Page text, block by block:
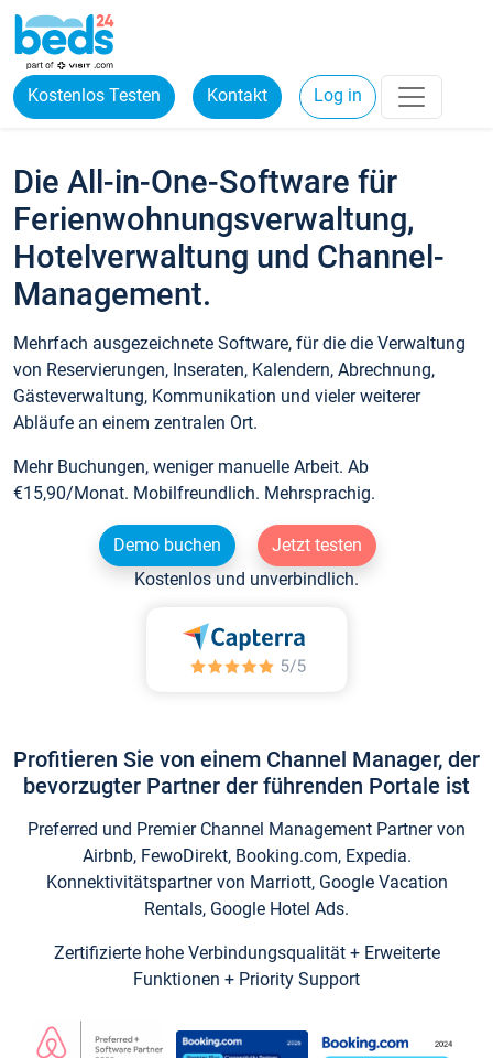
Kostenlos Testen Kontakt Log in
Die All-in-One-Software für
Ferienwohnungsverwaltung,
Hotelverwaltung und Channel-
Management.
Mehrfach ausgezeichnete Software, für die die Verwaltung
von Reservierungen, Inseraten, Kalendern, Abrechnung,
Gästeverwaltung, Kommunikation und vieler weiterer
Abläufe an einem zentralen Ort.
Mehr Buchungen, weniger manuelle Arbeit. Ab
€15,90/Monat. Mobilfreundlich. Mehrsprachig.
Demo buchen
Jetzt testen
Kostenlos und unverbindlich.
Profitieren Sie von einem Channel Manager, der
bevorzugter Partner der führenden Portale ist
Preferred und Premier Channel Management Partner von
Airbnb, FewoDirekt, Booking.com, Expedia.
Konnektivitätspartner von Marriott, Google Vacation
Rentals, Google Hotel Ads.
Zertifizierte hohe Verbindungsqualität + Erweiterte
Funktionen + Priority Support